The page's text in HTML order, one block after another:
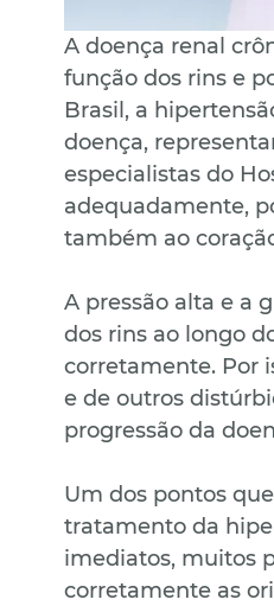
A doença renal
função dos rins e
Brasil, a
doença,
especialistas do
adequadamente,
também ao
A pressão alta e a
dos rins ao longo
corretamente. Por
e de outros
progressão da
Um dos pontos
tratamento da
imediatos, muitos
corretamente as